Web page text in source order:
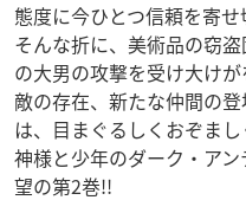
態度に今ひとつ信頼を寄せ
そんな折に、美術品の窃
の大男の攻撃を受け大け
敵の存在、新たな仲間の
は、目まぐるしくおぞまし
神様と少年のダーク・ア
望の第2巻!!